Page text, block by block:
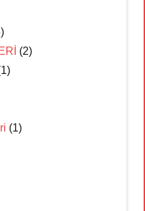
(2)
(1)